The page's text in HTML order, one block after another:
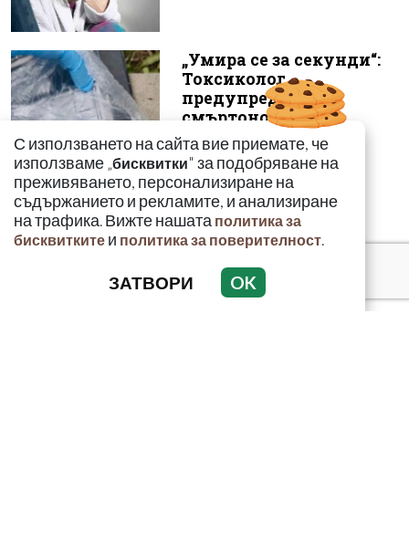
„Умира се за секунди“:
Токсиколог
предупреди за
смъртоносната
опасност...
С използването на сайта вие приемате, че
използваме „бисквитки" за подобряване на
преживяването, персонализиране на
съдържанието и рекламите, и анализиране
на трафика. Вижте нашата политика за
бисквитките и политика за поверителност.
ЗАТВОРИ OK